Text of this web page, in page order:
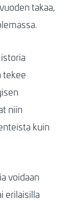
takaa,
tekee
niin
kuin
voidaan
erilaisilla